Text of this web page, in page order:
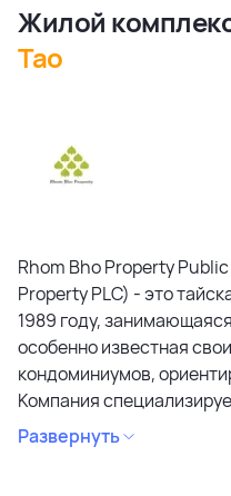
Жилой
Tao
Rhom Bho Property
Property PLC) - это
1989 году,
особенно известная
кондоминиумов,
Компания
кондоминиумов в
особое внимание
Развернуть